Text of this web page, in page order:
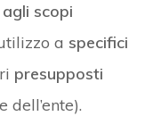
scopi
a specifici
presupposti
dell’ente).